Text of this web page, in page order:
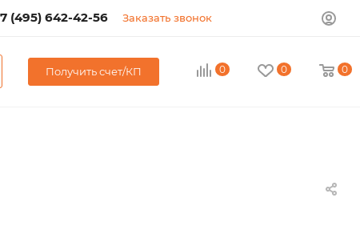
(495) 642-42-56 Заказать звонок
Получить счет/КП 0 0 0